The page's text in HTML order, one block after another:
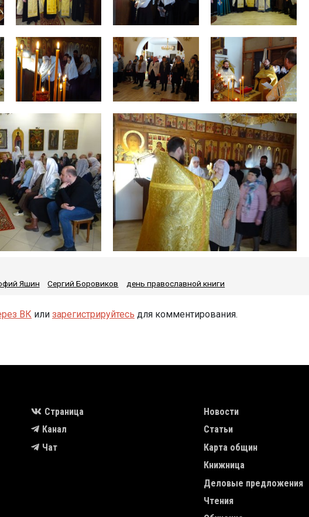
Яшин Сергий Боровиков день православной книги
ВК или зарегистрируйтесь для комментирования.
Страница
Канал
Чат
MAIN NAVIGATION
Новости
Статьи
Карта общин
Книжница
Деловые предложения
Чтения